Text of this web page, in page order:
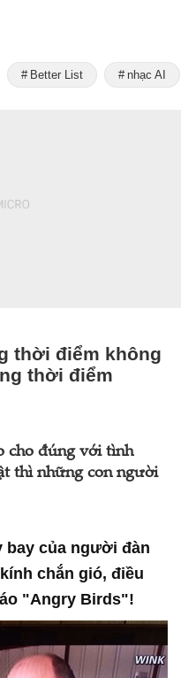
Better List nhạc AI
thời điểm không
thời điểm
cho đúng với tình
thì những con người
bay của người đàn
chắn gió, điều
"Angry Birds"!